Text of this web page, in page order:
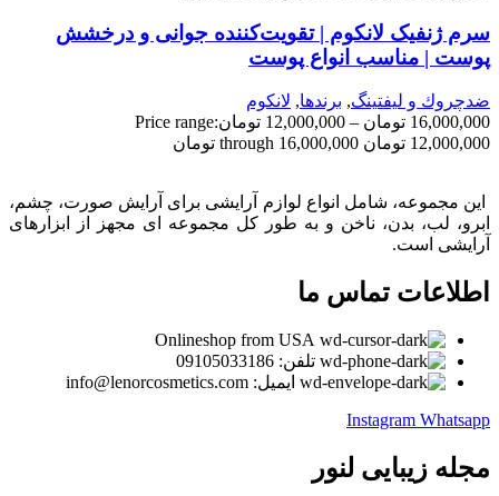
سرم ژنفیک لانکوم | تقویت‌کننده جوانی و درخشش
پوست | مناسب انواع پوست
ضدچروك و ليفتينگ, برندها, لانكوم
16,000,000 تومان –
12,000,000 تومانPrice range:
12,000,000 تومان through 16,000,000 تومان
این مجموعه، شامل انواع لوازم آرایشی برای آرایش صورت، چشم،
ابرو، لب، بدن، ناخن و به طور کل مجموعه ای مجهز از ابزارهای
آرایشی است.
اطلاعات تماس ما
Onlineshop from USA
تلفن: 09105033186
ایمیل: info@lenorcosmetics.com
Instagram Whatsapp
مجله زیبایی لنور